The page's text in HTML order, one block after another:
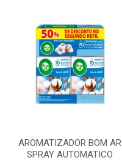
AROMATIZADOR BOM AR
SPRAY AUTOMATICO